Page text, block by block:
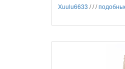
Xuulu6633 ///